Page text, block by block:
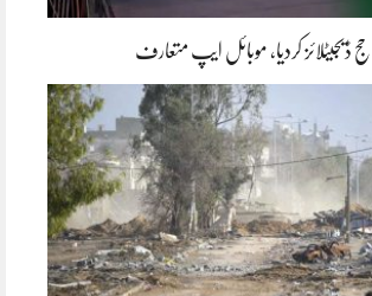
کردیا، موبائل ایپ متعارف